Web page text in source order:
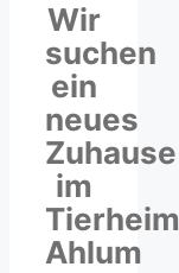
Wir
suchen
ein
neues
Zuhause
im
Tierheim
Ahlum